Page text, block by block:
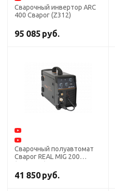
Сварочный инвертор ARC
400 Сварог (Z312)
95 085 руб.
Сварочный полуавтомат
Сварог REAL MIG 200
41 850 руб.